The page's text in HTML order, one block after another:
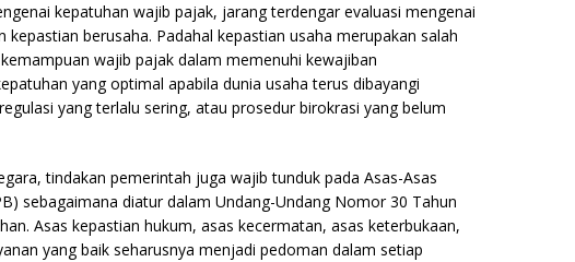
kepatuhan wajib pajak, jarang terdengar evaluasi mengenai
berusaha. Padahal kepastian usaha merupakan salah
wajib pajak dalam memenuhi kewajiban
yang optimal apabila dunia usaha terus dibayangi
yang terlalu sering, atau prosedur birokrasi yang belum
tindakan pemerintah juga wajib tunduk pada Asas-Asas
sebagaimana diatur dalam Undang-Undang Nomor 30 Tahun
Asas kepastian hukum, asas kecermatan, asas keterbukaan,
yang baik seharusnya menjadi pedoman dalam setiap